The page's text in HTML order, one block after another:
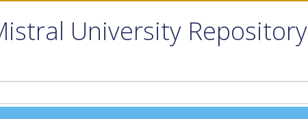
University Repository